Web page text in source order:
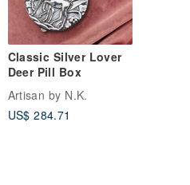
Classic Silver Lover
Deer Pill Box
Artisan by N.K.
US$ 284.71